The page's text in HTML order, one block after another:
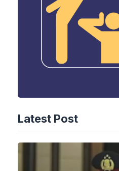
Latest Post